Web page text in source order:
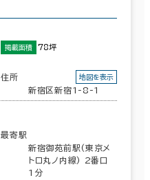
掲載面積 78坪
住所
新宿区新宿1-8-1
地図を表示
最寄駅
新宿御苑前駅(東京メ
トロ丸ノ内線) 2番口
1分